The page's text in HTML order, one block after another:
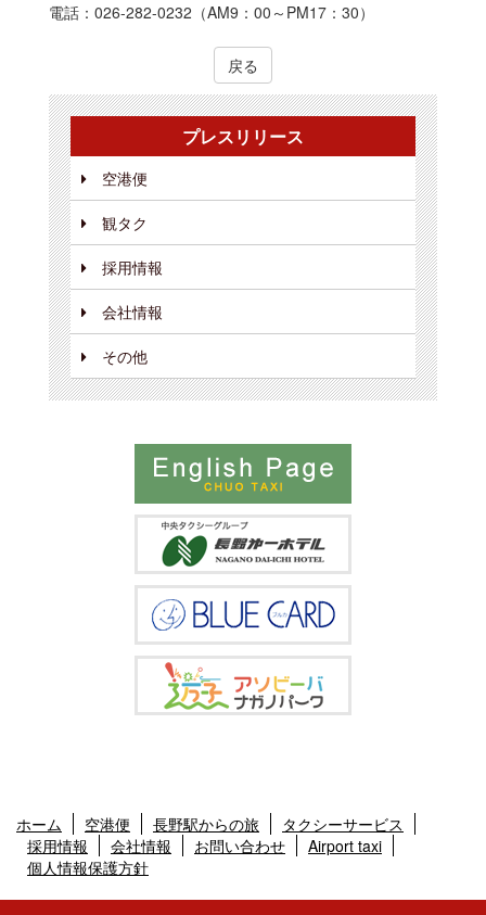
電話：026-282-0232（AM9：00～PM17：30）
戻る
プレスリリース
空港便
観タク
採用情報
会社情報
その他
ホーム 空港便 長野駅からの旅
タクシーサービス
採用情報
会社情報 お問い合わせ
Airport taxi
個人情報保護方針